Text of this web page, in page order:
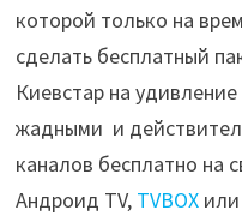
которой только на
сделать бесплатный
Киевстар на
жадными и
каналов бесплатно на
Андроид TV, TVBOXили